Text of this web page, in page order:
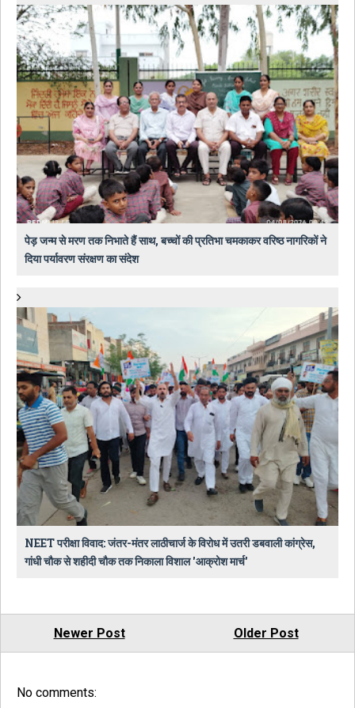
पेड़ जन्म से मरण तक निभाते हैं साथ, बच्चों की प्रतिभा चमकाकर वरिष्ठ नागरिकों ने
दिया पर्यावरण संरक्षण का संदेश
NEET परीक्षा विवाद: जंतर-मंतर लाठीचार्ज के विरोध में उतरी डबवाली कांग्रेस,
गांधी चौक से शहीदी चौक तक निकाला विशाल 'आक्रोश मार्च'
Newer Post Older Post
No comments: